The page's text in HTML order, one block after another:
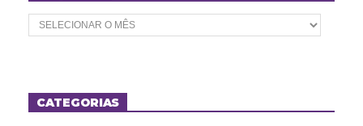
A
r
o
sCATEGORIAS